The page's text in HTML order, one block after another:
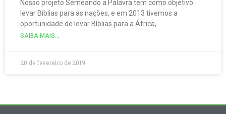
Nosso projeto Semeando a Palavra tem como objetivo
levar Bíblias para as nações, e em 2013 tivemos a
oportunidade de levar Bíblias para a África,
SAIBA MAIS...
20 de fevereiro de 2019